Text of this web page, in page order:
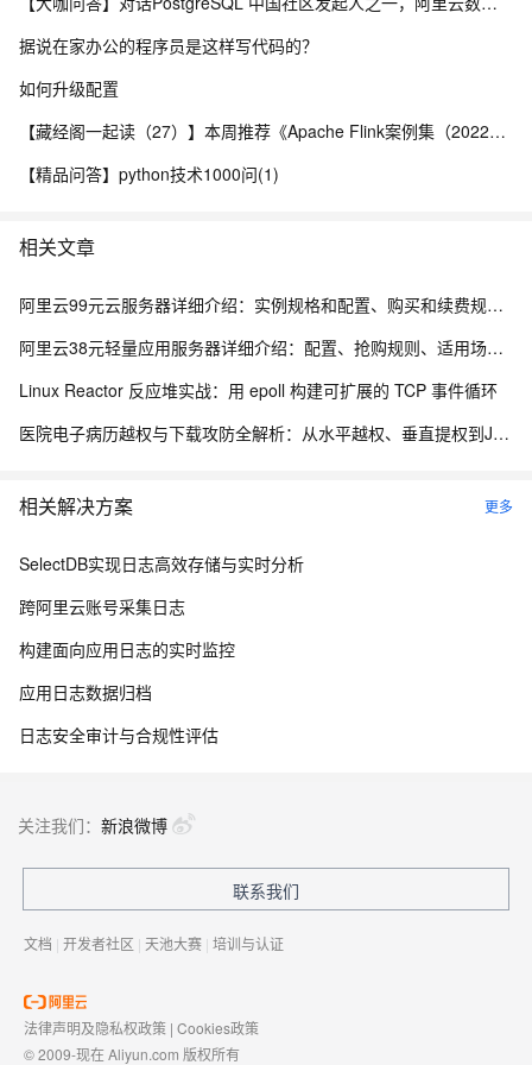
据说在家办公的程序员是这样写代码的？
如何升级配置
【藏经阁一起读（27）】本周推荐《Apache Flink案例集（2022版）》，你有哪些心得？
【精品问答】python技术1000问(1)
相关文章
阿里云99元云服务器详细介绍：实例规格和配置、购买和续费规则、适用场景解析
阿里云38元轻量应用服务器详细介绍：配置、抢购规则、适用场景与选购攻略
Linux Reactor 反应堆实战：用 epoll 构建可扩展的 TCP 事件循环
医院电子病历越权与下载攻防全解析：从水平越权、垂直提权到JWT防线与目录穿越
相关解决方案 更多
SelectDB实现日志高效存储与实时分析
跨阿里云账号采集日志
构建面向应用日志的实时监控
应用日志数据归档
日志安全审计与合规性评估
关注我们： 新浪微博
联系我们
文档 | 开发者社区 | 天池大赛 | 培训与认证
法律声明及隐私权政策 | Cookies政策
© 2009-现在 Aliyun.com 版权所有